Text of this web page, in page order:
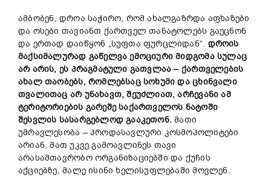
ამბობენ, დროა საჭირო, რომ ახალგაზრდა აფხაზები
და ოსები თავიანთ ქართველ თანატოლებს გაეცნონ
და ერთად დაიწყონ „სუფთა ფურცლიდან“. დროის
მაქსიმალურად გაწელვა ემოციური მიდგომა სულაც
არ არის, ეს პრაგმატული გათვლაა – ქართველების
ახალ თაობებს, რომლებსაც სოხუმი და ცხინვალი
თვალითაც არ უნახავთ, შეუძლიათ, არჩევანი ამ
ტერიტორიების გარეშე საქართველოს ნატოში
შესვლის სასარგებლოდ გააკეთონ. მათი
უმრავლესობა – პროდასავლური კოსმოპოლიტები
არიან, მათ უკვე გამოავლინეს თავი
არასამთავრობო ორგანიზაციებში და ქუჩის
აქციებზე, მალე ისინი ხელისუფლებაში მოვლენ.